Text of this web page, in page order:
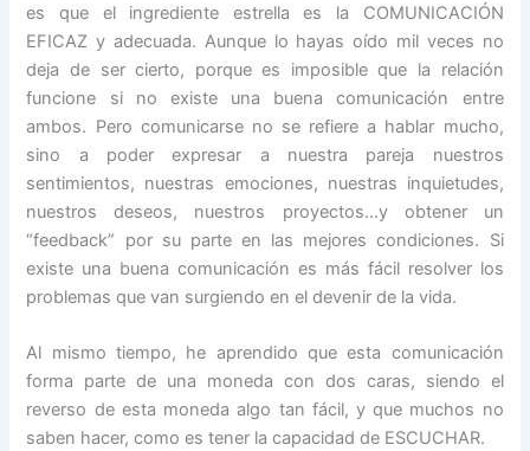
es que el ingrediente estrella es la COMUNICACIÓN
EFICAZ y adecuada. Aunque lo hayas oído mil veces no
deja de ser cierto, porque es imposible que la relación
funcione si no existe una buena comunicación entre
ambos. Pero comunicarse no se refiere a hablar mucho,
sino a poder expresar a nuestra pareja nuestros
sentimientos, nuestras emociones, nuestras inquietudes,
nuestros deseos, nuestros proyectos…y obtener un
“feedback” por su parte en las mejores condiciones. Si
existe una buena comunicación es más fácil resolver los
problemas que van surgiendo en el devenir de la vida.
Al mismo tiempo, he aprendido que esta comunicación
forma parte de una moneda con dos caras, siendo el
reverso de esta moneda algo tan fácil, y que muchos no
saben hacer, como es tener la capacidad de ESCUCHAR.